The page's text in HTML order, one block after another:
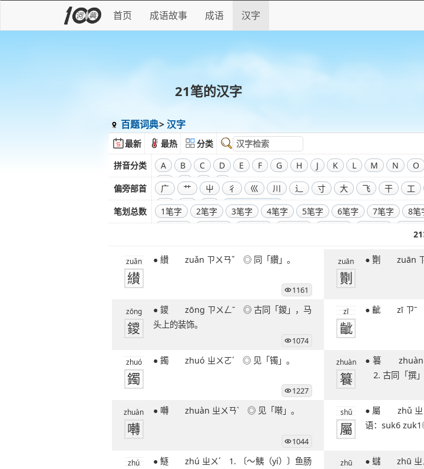
首页 成语故事 成语 汉字
21笔的汉字
百题词典 汉字
最新 最热
分类
拼音分类
A B C D E F G H J K L M N O
W
X Y Z
偏旁部首 广 艹 屮 彳 巛 川 辶 寸 大 飞 干 工
彑
巾 口 全部偏旁部首
笔划总数 1笔字 2笔字 3笔字 4笔字 5笔字 6笔字 7笔字 8笔
17笔
20笔字
21笔字 22笔字 23笔字 24笔字 25笔字 26笔
29笔字
30笔字 31笔字 32笔字 33笔字 34笔字 35笔
21
zuǎn
纉
● 纉 zuǎn ㄗㄨㄢˇ ◎ 同「纘」。
1161
zuān
劗
zōng
鑁
● 鑁 zōng ㄗㄨㄥˉ ◎ 古同「鍐」，马
头上的装饰。
1074
zī
齜
● 齜
zhuó
鐲
● 鐲 zhuó ㄓㄨㄛˊ ◎ 见「镯」。
1227
zhuàn
籑
● 籑 zhuàn ㄓㄨㄢˋ 1. 古同「馔」。
2. 古同「撰
zhuàn
囀
● 囀 zhuàn ㄓㄨㄢˋ ◎ 见「啭」。
1044
shǔ
屬
● 屬 zhǔ ㄓㄨˇ ◎ 均见「属」。◎ 粤
语：suk6
zhú
● 鱁 zhú ㄓㄨˊ 1. 〔～鮧（yí）〕鱼肠
zhū ●